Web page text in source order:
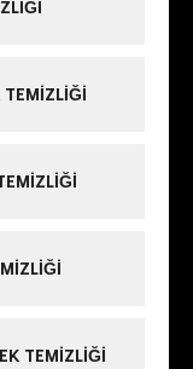
TEMIZLIĞI
TEMIZLIĞI